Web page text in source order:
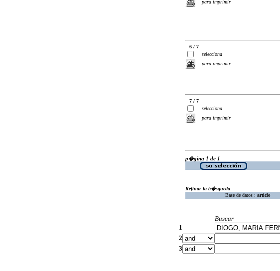
para imprimir
6 / 7
selecciona
para imprimir
7 / 7
selecciona
para imprimir
p�gina 1 de 1
Refinar la b�squeda
Base de datos : article
Buscar
1
2
3